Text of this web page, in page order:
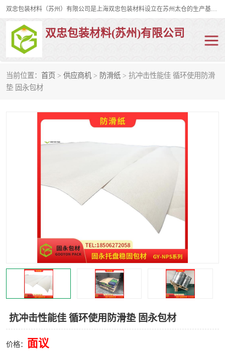
双忠包装材料（苏州）有限公司是上海双忠包装材料设立在苏州太仓的生产基地，占地约2万平米，产品主要有打孔缠绕膜，拉伸蜂窝纸，集装箱充气袋，滑托板，打包带，裹包网兜，防滑纸等箱体和托盘的运输和保护性包材。固永包材®，GooYon Pack®，是我们保护性包装材料的专属品牌。
双忠包装材料(苏州)有限公司
当前位置： 首页 > 供应商机 > 防滑纸 > 抗冲击性能佳 循环使用防滑
垫 固永包材
抗冲击性能佳 循环使用防滑垫 固永包材
价格： 面议
打孔缠绕膜
裹包网兜 纤维打包带